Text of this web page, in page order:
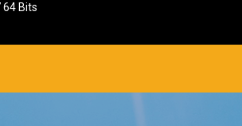
64 Bits